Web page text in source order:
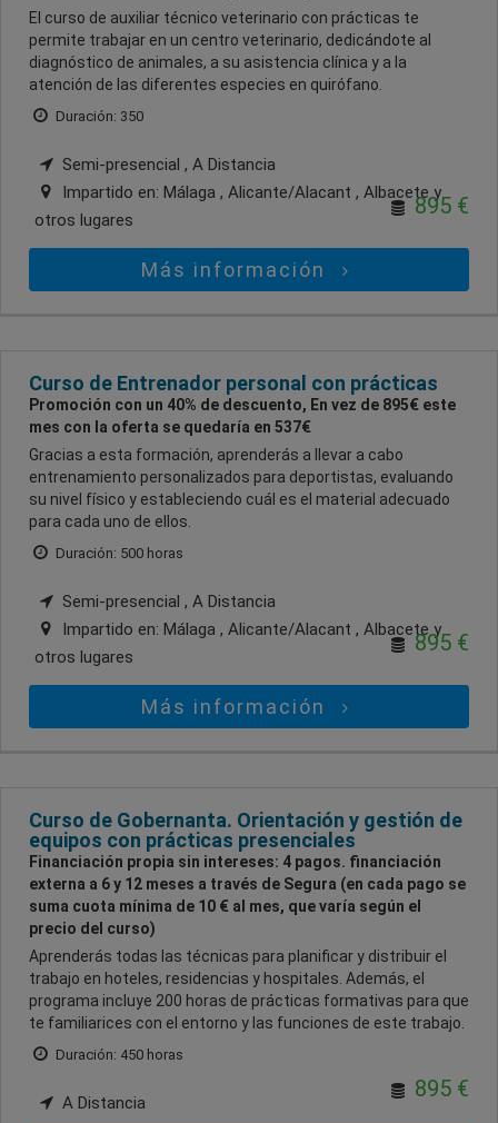
El curso de auxiliar técnico veterinario con prácticas te
permite trabajar en un centro veterinario, dedicándote al
diagnóstico de animales, a su asistencia clínica y a la
atención de las diferentes especies en quirófano.
Duración: 350
Semi-presencial , A Distancia
Impartido en: Málaga , Alicante/Alacant , Albacetey
otros lugares
895 €
Más información
Curso de Entrenador personal con prácticas
Promoción con un 40% de descuento, En vez de 895€ este
mes con la oferta se quedaría en 537€
Gracias a esta formación, aprenderás a llevar a cabo
entrenamiento personalizados para deportistas, evaluando
su nivel físico y estableciendo cuál es el material adecuado
para cada uno de ellos.
Duración: 500 horas
Semi-presencial , A Distancia
Impartido en: Málaga , Alicante/Alacant , Albacetey
otros lugares
895 €
Más información
Curso de Gobernanta. Orientación y gestión de
equipos con prácticas presenciales
Financiación propia sin intereses: 4 pagos. financiación
externa a 6 y 12 meses a través de Segura (en cada pago se
suma cuota mínima de 10 € al mes, que varía según el
precio del curso)
Aprenderás todas las técnicas para planificar y distribuir el
trabajo en hoteles, residencias y hospitales. Además, el
programa incluye 200 horas de prácticas formativas para que
te familiarices con el entorno y las funciones de este trabajo.
Duración: 450 horas
A Distancia
895 €